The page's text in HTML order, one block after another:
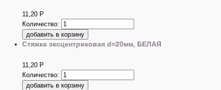
11,20 Р
Количество:
Стяжка эксцентриковая d=20мм, БЕЛАЯ
11,20 Р
Количество: